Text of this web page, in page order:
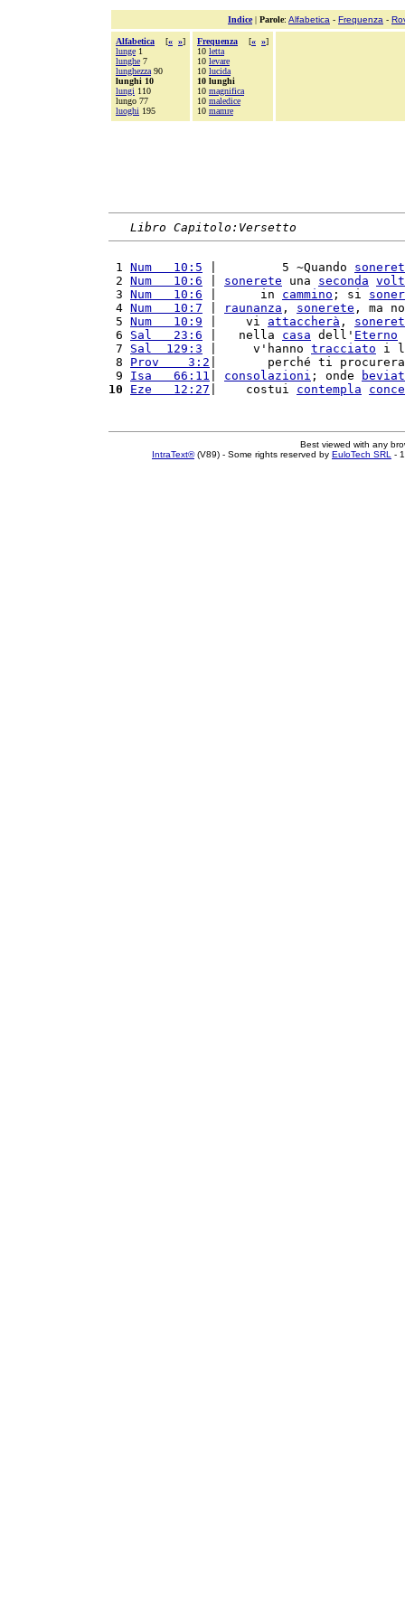
Indice| Parole: Alfabetica - Frequenza -
Alfabetica [« »]
lunge 1
lunghe 7
lunghezza 90
lunghi 10
lungi 110
lungo 77
luoghi 195
Frequenza [« »]
10 letta
10 levare
10 lucida
10 lunghi
10 magnifica
10 maledice
10 mamre
Libro Capitolo:Versetto
1 Num   10:5 |         5 ~Quando
2 Num   10:6 sonerete una seconda
3 Num   10:6 |      in cammino ; si
4 Num   10:7 raunanza , sonerete , ma
5 Num   10:9 |    vi attaccherà ,
6 Sal   23:6 |   nella casa dell' Eterno
7 Sal  129:3 |     v'hanno tracciato i
8 Prov    3:2 |       perché ti
9 Isa   66:11 consolazioni ; onde
10
Eze   12:27 |    costui contempla
Best viewed with any
IntraText®(V89) - Some rights reserved by EuloTech SRL -